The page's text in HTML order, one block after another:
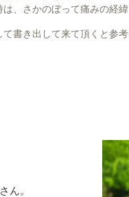
、さかのぼって痛みの経
書き出して来て頂くと参考
ん。